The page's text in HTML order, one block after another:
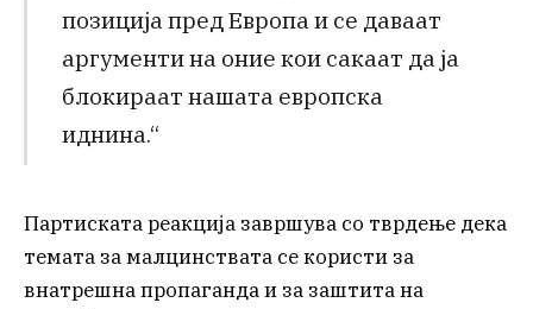
позиција пред Европа и се даваат
аргументи на оние кои сакаат да ја
блокираат нашата европска
иднина.“
Партиската реакција завршува со тврдење дека
темата за малцинствата се користи за
внатрешна пропаганда и за заштита на